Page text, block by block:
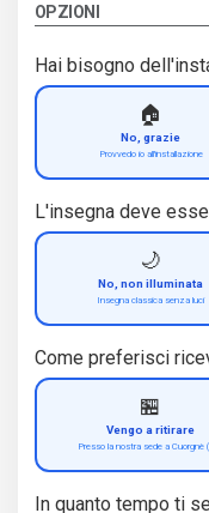
OPZIONI
Hai bisogno
🏠
No, grazie
Provvedo io all'installazione
L'insegna deve
🌙
No, non illuminata
Insegna classica senza luci
Come preferisci
🏪
Vengo a ritirare
Presso la nostra sede a Cuorgnè
In quanto tempo ti